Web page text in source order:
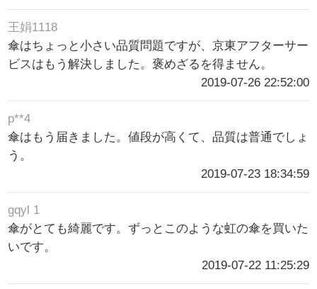
王娟1118
傘はちょっと小さい品質問題ですが、京東アフターサー
ビスはもう解決しました。褒めざるを得ません。
2019-07-26 22:52:00
p**4
傘はもう届きました。値段が高くて、品質は普通でしょ
う。
2019-07-23 18:34:59
gqyl 1
傘がとても綺麗です。ずっとこのような虹の傘を買いた
いです。
2019-07-22 11:25:29